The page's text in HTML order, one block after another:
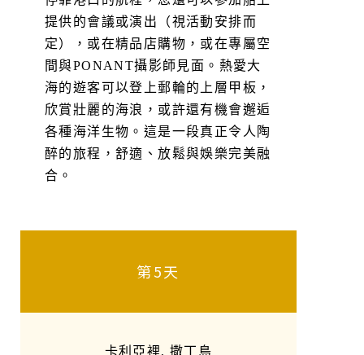
提供的會議或演出（視活動安排而
定），或在精品店購物，或在專屬空
間與PONANT攝影師見面。熱愛大
海的遊客可以登上郵輪的上層甲板，
欣賞壯麗的海浪，或許還有機會邂逅
各種海洋生物。這是一段真正令人陶
醉的旅程，舒適、放鬆與娛樂完美融
合。
第5天
卡利亞裡, 撒丁島